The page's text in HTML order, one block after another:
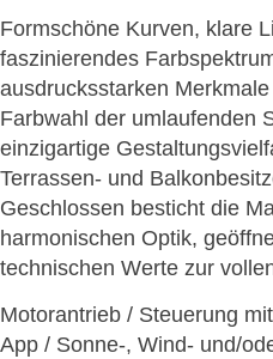
Formschöne Kurven, klare
faszinierendes
ausdrucksstarken
Farbwahl der umlaufenden
einzigartige
Terrassen- und
Geschlossen besticht die
harmonischen Optik,
technischen Werte zur
Motorantrieb / Steuerung
App / Sonne-, Wind- und/